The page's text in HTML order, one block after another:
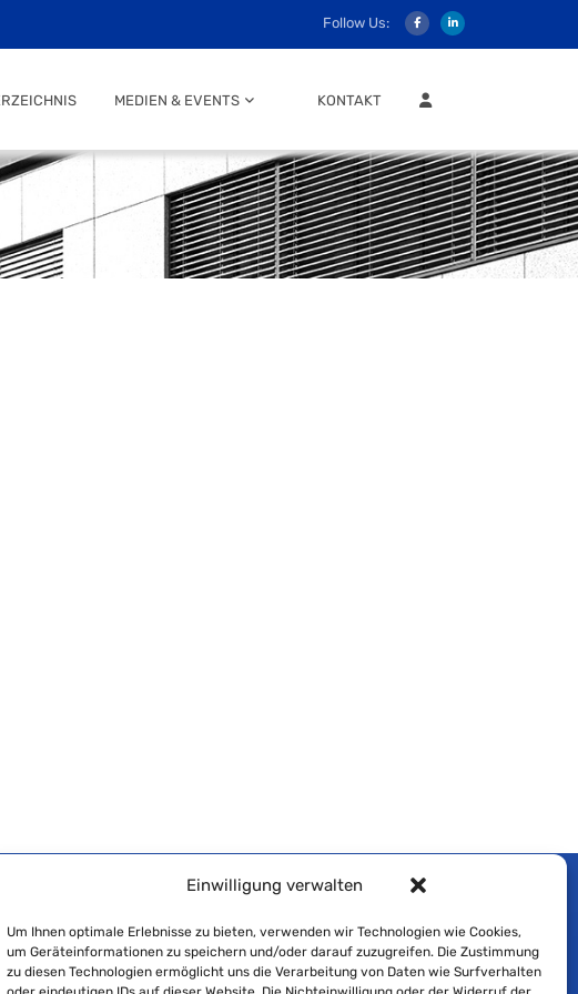
Einwilligung verwalten
Um Ihnen optimale Erlebnisse zu bieten, verwenden wir Technologien wie Cookies,
um Geräteinformationen zu speichern und/oder darauf zuzugreifen. Die Zustimmung
zu diesen Technologien ermöglicht uns die Verarbeitung von Daten wie Surfverhalten
Follow Us:
MEDIEN & EVENTS KONTAKT MITGLIEDER LOGIN
Impressum
Cookie-Richtlinie